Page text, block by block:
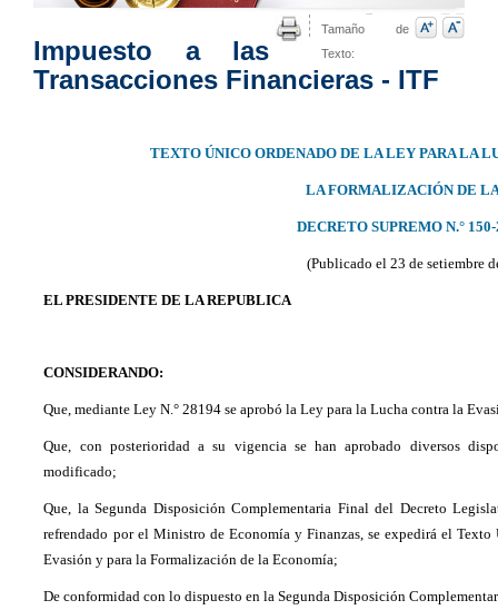
Tamaño de
Texto:
Impuesto a las
Transacciones Financieras - ITF
TEXTO ÚNICO ORDENADO DE LA LEY PARA LA
LA FORMALIZACIÓN DE
DECRETO SUPREMO N.°
(Publicado el 23 de setiembre
EL PRESIDENTE DE LA REPUBLICA
CONSIDERANDO:
Que, mediante Ley N.° 28194 se aprobó la Ley para la Lucha contra la
Que, con posterioridad a su vigencia se han aprobado diversos
modificado;
Que, la Segunda Disposición Complementaria Final del Decreto
refrendado por el Ministro de Economía y Finanzas, se expedirá el
Evasión y para la Formalización de la Economía;
De conformidad con lo dispuesto en la Segunda Disposición